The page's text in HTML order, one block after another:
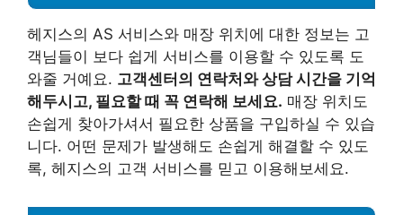
헤지스의 AS 서비스와 매장 위치에 대한 정보는 고
객님들이 보다 쉽게 서비스를 이용할 수 있도록 도
와줄 거예요. 고객센터의 연락처와 상담 시간을 기억
해두시고, 필요할 때 꼭 연락해 보세요. 매장 위치도
손쉽게 찾아가셔서 필요한 상품을 구입하실 수 있습
니다. 어떤 문제가 발생해도 손쉽게 해결할 수 있도
록, 헤지스의 고객 서비스를 믿고 이용해보세요.